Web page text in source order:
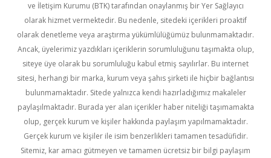
ve İletişim Kurumu (BTK) tarafından onaylanmış bir Yer Sağlayıcı
olarak hizmet vermektedir. Bu nedenle, sitedeki içerikleri proaktif
olarak denetleme veya araştırma yükümlülüğümüz bulunmamaktadır.
Ancak, üyelerimiz yazdıkları içeriklerin sorumluluğunu taşımakta olup,
siteye üye olarak bu sorumluluğu kabul etmiş sayılırlar. Bu internet
sitesi, herhangi bir marka, kurum veya şahıs şirketi ile hiçbir bağlantısı
bulunmamaktadır. Sitede yalnızca kendi hazırladığımız makaleler
paylaşılmaktadır. Burada yer alan içerikler haber niteliği taşımamakta
olup, gerçek kurum ve kişiler hakkında paylaşım yapılmamaktadır.
Gerçek kurum ve kişiler ile isim benzerlikleri tamamen tesadüfidir.
Sitemiz, kar amacı gütmeyen ve tamamen ücretsiz bir bilgi paylaşım